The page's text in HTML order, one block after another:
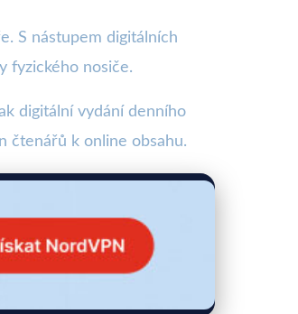
S nástupem digitálních
fyzického nosiče.
digitální vydání denního
čtenářů k online obsahu.